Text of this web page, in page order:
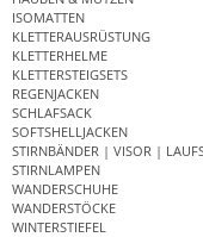
ISOMATTEN
KLETTERAUSRÜSTUNG
KLETTERHELME
KLETTERSTEIGSETS
REGENJACKEN
SCHLAFSACK
SOFTSHELLJACKEN
STIRNBÄNDER | VISOR |
STIRNLAMPEN
WANDERSCHUHE
WANDERSTÖCKE
WINTERSTIEFEL